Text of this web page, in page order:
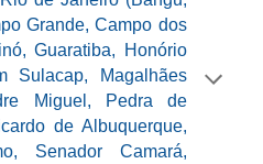
Grande, Campo dos
Guaratiba, Honório
Sulacap, Magalhães
Miguel, Pedra de
de Albuquerque,
Senador Camará,